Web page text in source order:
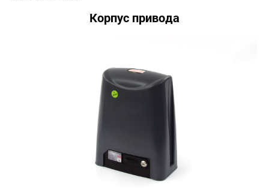
Корпус привода